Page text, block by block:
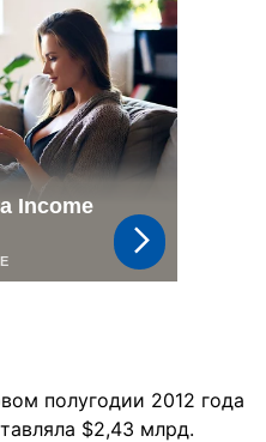
полугодии 2012 года
$2,43 млрд.